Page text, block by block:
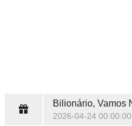
2026-04-24 00:00:00